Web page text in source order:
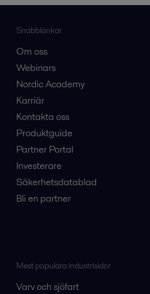
Snabblänkar
Om oss
Webinars
Nordic Academy
Karriär
Kontakta oss
Produktguide
Partner Portal
Investerare
Säkerhetsdatablad
Bli en partner
Mest populära industrisidor
Varv och sjöfart